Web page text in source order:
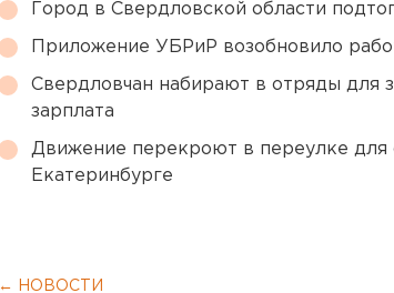
Город в Свердловской области
Приложение УБРиР возобновило
Свердловчан набирают в отряды для
зарплата
Движение перекроют в переулке для
Екатеринбурге
← НОВОСТИ